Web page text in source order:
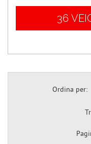
36
Ordina per:
cookie
e